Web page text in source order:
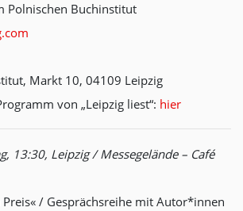
Polnischen Buchinstitut
Markt 10, 04109 Leipzig
von „Leipzig liest“: hier
13:30, Leipzig / Messegelände – Café
/ Gesprächsreihe mit Autor*innen